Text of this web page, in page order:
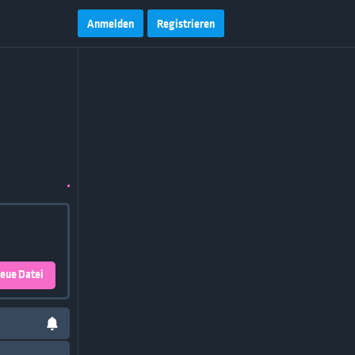
Anmelden Registrieren
Datei